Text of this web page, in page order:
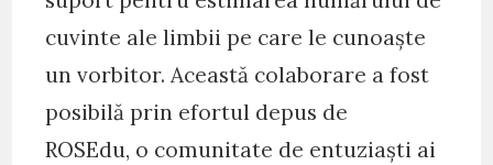
cuvinte ale limbii pe care le cunoaște
un vorbitor. Această colaborare a fost
posibilă prin efortul depus de
ROSEdu, o comunitate de entuziaști ai